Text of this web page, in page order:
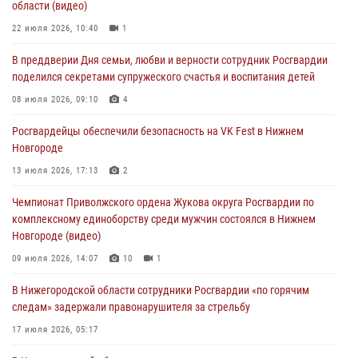
Росгвардейцы обеспечили безопасность на VK Fest в Нижнем
13 июля 2026, 17:13
Нижегородские росгвардейцы за прошедшую неделю выезжали
13 июля 2026, 06:45
Росгвардейцы предотвратили серию краж в Нижнем Новгороде
области (видео)
22 июля 2026, 10:40 1
В преддверии Дня семьи, любви и верности сотрудник Росгвардии
поделился секретами супружеского счастья и воспитания детей
08 июля 2026, 09:10 4
Росгвардейцы обеспечили безопасность на VK Fest в Нижнем
Новгороде
13 июля 2026, 17:13 2
Чемпионат Приволжского ордена Жукова округа Росгвардии по
комплексному единоборству среди мужчин состоялся в Нижнем
Новгороде (видео)
09 июля 2026, 14:07 10 1
В Нижегородской области сотрудники Росгвардии «по горячим
следам» задержали правонарушителя за стрельбу
17 июля 2026, 05:17